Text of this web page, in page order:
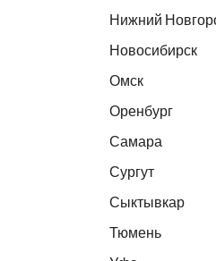
Нижний
Новосибирск
Омск
Оренбург
Самара
Сургут
Сыктывкар
Тюмень